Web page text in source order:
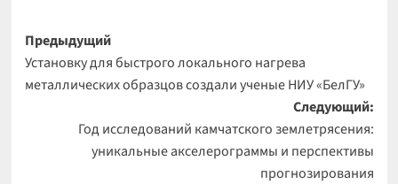
Навигация
записи
Предыдущий
Установку для быстрого локального нагрева
металлических образцов создали ученые НИУ «БелГУ»
Следующий:
Год исследований камчатского землетрясения:
уникальные акселерограммы и перспективы
прогнозирования